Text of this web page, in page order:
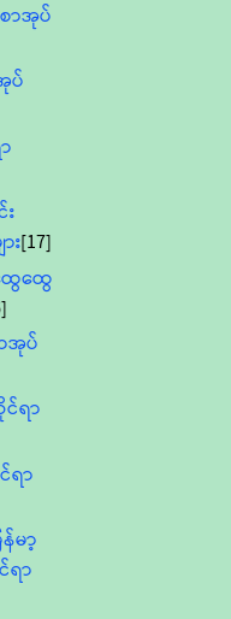
အုပ်
ပ်
း[17]
ေထွေ
အုပ်
ရာ
ရာ
န်မာ့
ရာ